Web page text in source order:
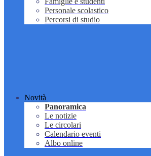
Personale scolastico
Percorsi di studio
Novità
Panoramica
Le notizie
Le circolari
Calendario eventi
Albo online